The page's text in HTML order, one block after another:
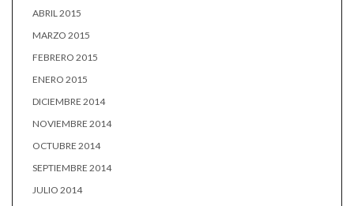
ABRIL 2015
MARZO 2015
FEBRERO 2015
ENERO 2015
DICIEMBRE 2014
NOVIEMBRE 2014
OCTUBRE 2014
SEPTIEMBRE 2014
JULIO 2014